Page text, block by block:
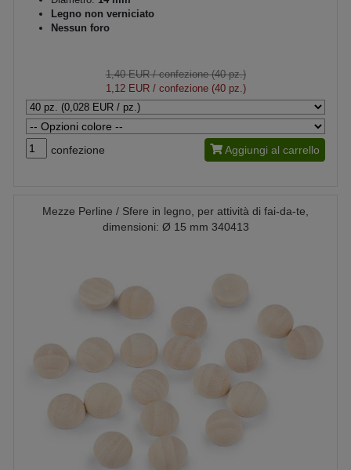
Legno non verniciato
Nessun foro
1,40 EUR/ confezione (40 pz.)
1,12 EUR/ confezione (40 pz.)
confezione Aggiungi al carrello
Mezze Perline / Sfere in legno, per attività di fai-da-te,
dimensioni: Ø 15 mm 340413